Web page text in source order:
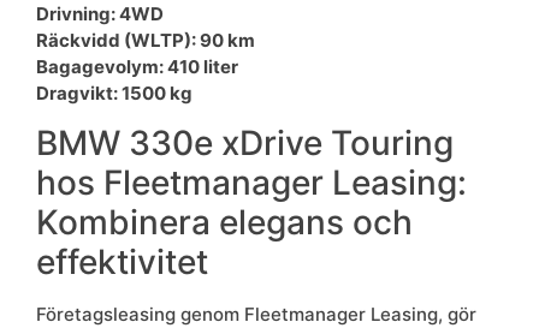
Drivning: 4WD
Räckvidd (WLTP): 90 km
Bagagevolym: 410 liter
Dragvikt: 1500 kg
BMW 330e xDrive Touring
hos Fleetmanager Leasing:
Kombinera elegans och
effektivitet
Företagsleasing genom Fleetmanager Leasing, gör